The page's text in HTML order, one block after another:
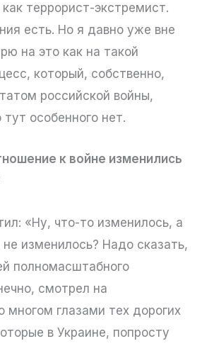
террорист-экстремист.
есть. Но я давно уже вне
на это как на такой
который, собственно,
российской войны,
тут особенного нет.
к войне изменились
«Ну, что-то изменилось, а
изменилось? Надо сказать,
полномасштабного
смотрел на
многом глазами тех дорогих
в Украине, попросту